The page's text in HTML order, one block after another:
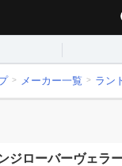
メーカー一覧 ラン
ジローバーヴェラ